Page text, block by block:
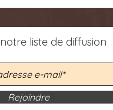
notre liste de diffusion
Rejoindre